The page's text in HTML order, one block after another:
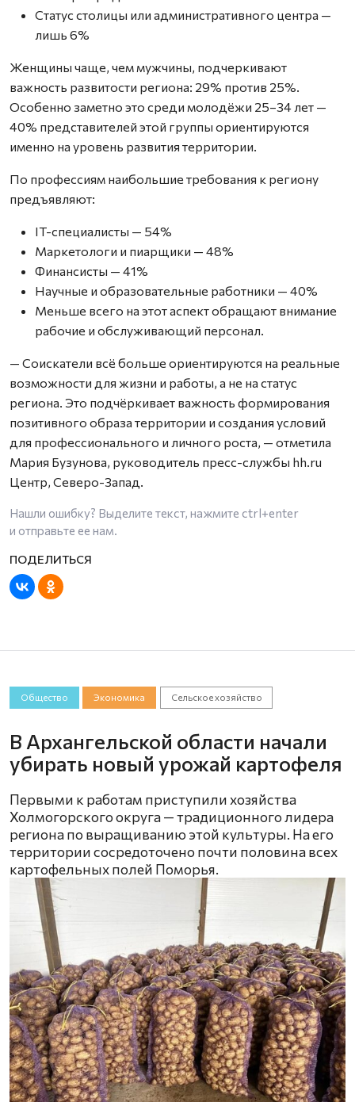
Статус столицы или административного центра —
лишь 6%
Женщины чаще, чем мужчины, подчеркивают
важность развитости региона: 29% против 25%.
Особенно заметно это среди молодёжи 25–34 лет —
40% представителей этой группы ориентируются
именно на уровень развития территории.
По профессиям наибольшие требования к региону
предъявляют:
IT-специалисты — 54%
Маркетологи и пиарщики — 48%
Финансисты — 41%
Научные и образовательные работники — 40%
Меньше всего на этот аспект обращают внимание
рабочие и обслуживающий персонал.
— Соискатели всё больше ориентируются на реальные
возможности для жизни и работы, а не на статус
региона. Это подчёркивает важность формирования
позитивного образа территории и создания условий
для профессионального и личного роста, — отметила
Мария Бузунова, руководитель пресс-службы hh.ru
Центр, Северо-Запад.
Нашли ошибку? Выделите текст, нажмите ctrl+enter
и отправьте ее нам.
Общество Экономика Сельское хозяйство
В Архангельской области начали
убирать новый урожай картофеля
Первыми к работам приступили хозяйства
Холмогорского округа — традиционного лидера
региона по выращиванию этой культуры. На его
территории сосредоточено почти половина всех
картофельных полей Поморья.